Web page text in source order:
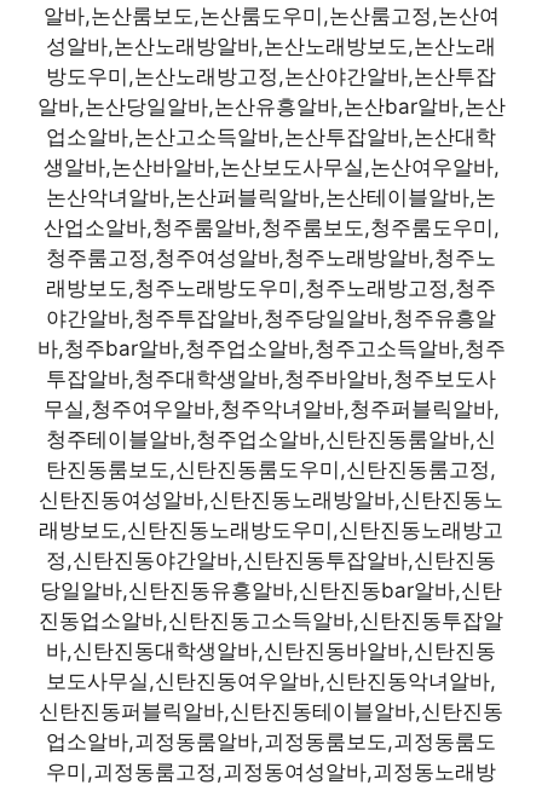
알바,논산룸보도,논산룸도우미,논산룸고정,논산여
성알바,논산노래방알바,논산노래방보도,논산노래
방도우미,논산노래방고정,논산야간알바,논산투잡
알바,논산당일알바,논산유흥알바,논산bar알바,논산
업소알바,논산고소득알바,논산투잡알바,논산대학
생알바,논산바알바,논산보도사무실,논산여우알바,
논산악녀알바,논산퍼블릭알바,논산테이블알바,논
산업소알바,청주룸알바,청주룸보도,청주룸도우미,
청주룸고정,청주여성알바,청주노래방알바,청주노
래방보도,청주노래방도우미,청주노래방고정,청주
야간알바,청주투잡알바,청주당일알바,청주유흥알
바,청주bar알바,청주업소알바,청주고소득알바,청주
투잡알바,청주대학생알바,청주바알바,청주보도사
무실,청주여우알바,청주악녀알바,청주퍼블릭알바,
청주테이블알바,청주업소알바,신탄진동룸알바,신
탄진동룸보도,신탄진동룸도우미,신탄진동룸고정,
신탄진동여성알바,신탄진동노래방알바,신탄진동노
래방보도,신탄진동노래방도우미,신탄진동노래방고
정,신탄진동야간알바,신탄진동투잡알바,신탄진동
당일알바,신탄진동유흥알바,신탄진동bar알바,신탄
진동업소알바,신탄진동고소득알바,신탄진동투잡알
바,신탄진동대학생알바,신탄진동바알바,신탄진동
보도사무실,신탄진동여우알바,신탄진동악녀알바,
신탄진동퍼블릭알바,신탄진동테이블알바,신탄진동
업소알바,괴정동룸알바,괴정동룸보도,괴정동룸도
우미,괴정동룸고정,괴정동여성알바,괴정동노래방